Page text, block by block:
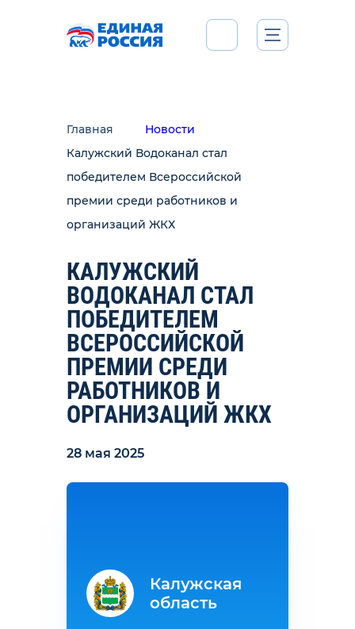
Главная
Новости
Калужский Водоканал стал
победителем Всероссийской
премии среди работников и
организаций ЖКХ
КАЛУЖСКИЙ
ВОДОКАНАЛ СТАЛ
ПОБЕДИТЕЛЕМ
ВСЕРОССИЙСКОЙ
ПРЕМИИ СРЕДИ
РАБОТНИКОВ И
ОРГАНИЗАЦИЙ ЖКХ
28 мая 2025
Калужская
область